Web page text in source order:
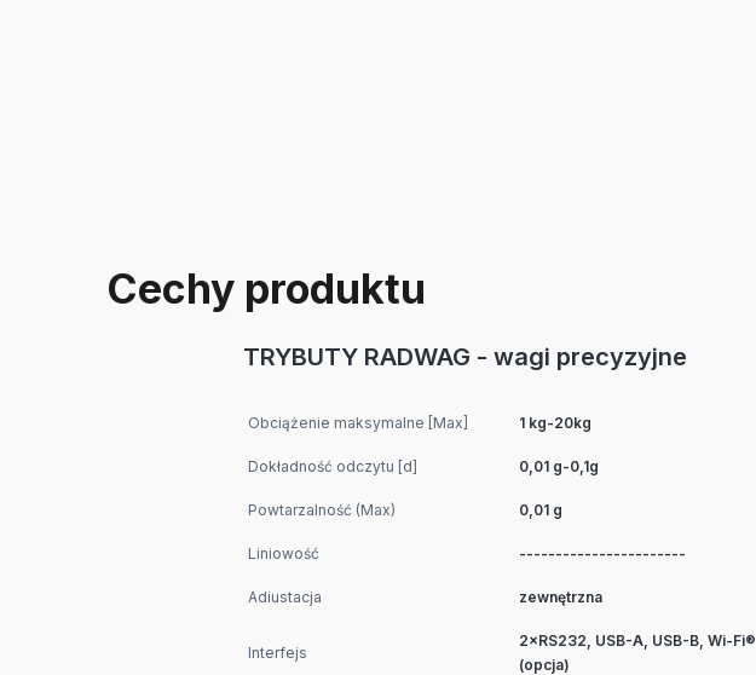
Cechy produktu
TRYBUTY RADWAG - wagi precyzyjne
Obciążenie maksymalne [Max] 1 kg-20kg
Dokładność odczytu [d] 0,01 g-0,1g
Powtarzalność (Max) 0,01 g
Liniowość -----------------------
Adiustacja zewnętrzna
Interfejs
2×RS232, USB-A, USB-B, Wi-Fi®
(opcja)